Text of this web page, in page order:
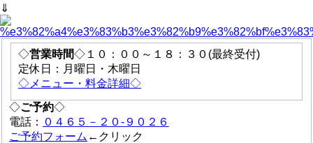
⇓
◇営業時間◇１０：００～１８：３０(最終受付)
定休日：月曜日・木曜日
◇メニュー・料金詳細◇
◇ご予約◇
電話： ０４６５－２０-９０２６
ご予約フォーム ←クリック